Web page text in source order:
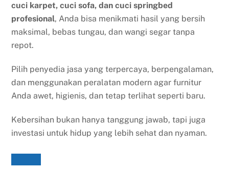
cuci karpet, cuci sofa, dan cuci springbed
profesional, Anda bisa menikmati hasil yang bersih
maksimal, bebas tungau, dan wangi segar tanpa
repot.
Pilih penyedia jasa yang terpercaya, berpengalaman,
dan menggunakan peralatan modern agar furnitur
Anda awet, higienis, dan tetap terlihat seperti baru.
Kebersihan bukan hanya tanggung jawab, tapi juga
investasi untuk hidup yang lebih sehat dan nyaman.